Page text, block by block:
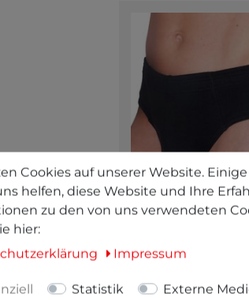
Herren
Cookies auf unserer Website.
helfen, diese Website und Ihre
zu den von uns verwendeten
hier:
Impressum
Statistik Externe